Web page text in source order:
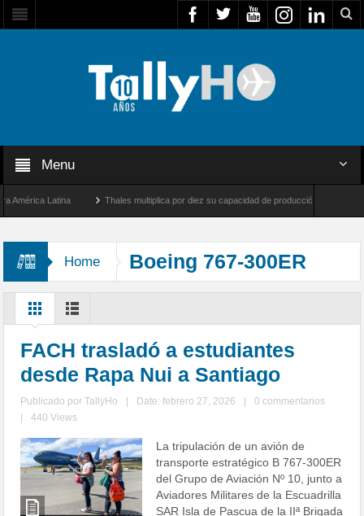
Menu
Latina Thales multiplica por diez su capacidad de producción de radares en
Home Boeing 767-300ER
FACH trasladó a estudiantes
desde Rapa Nui a Santiago
Publicado porTallyHo Date: febrero 27, 2026
0 commentarios
440 Views
La tripulación de un avión de
transporte estratégico B 767-300ER
del Grupo de Aviación Nº 10, junto a
Aviadores Militares de la Escuadrilla
SAR Isla de Pascua de la IIª Brigada